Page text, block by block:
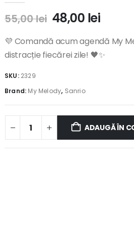
55,00lei Prețul
a
fost:
48,00 leiPrețul
este:
48,00
💜 Comandă acum agendă My
distracție fiecărei zile! 🖤✨
SKU: 2329
Brand: My Melody, Sanrio
ADAUGĂ ÎN